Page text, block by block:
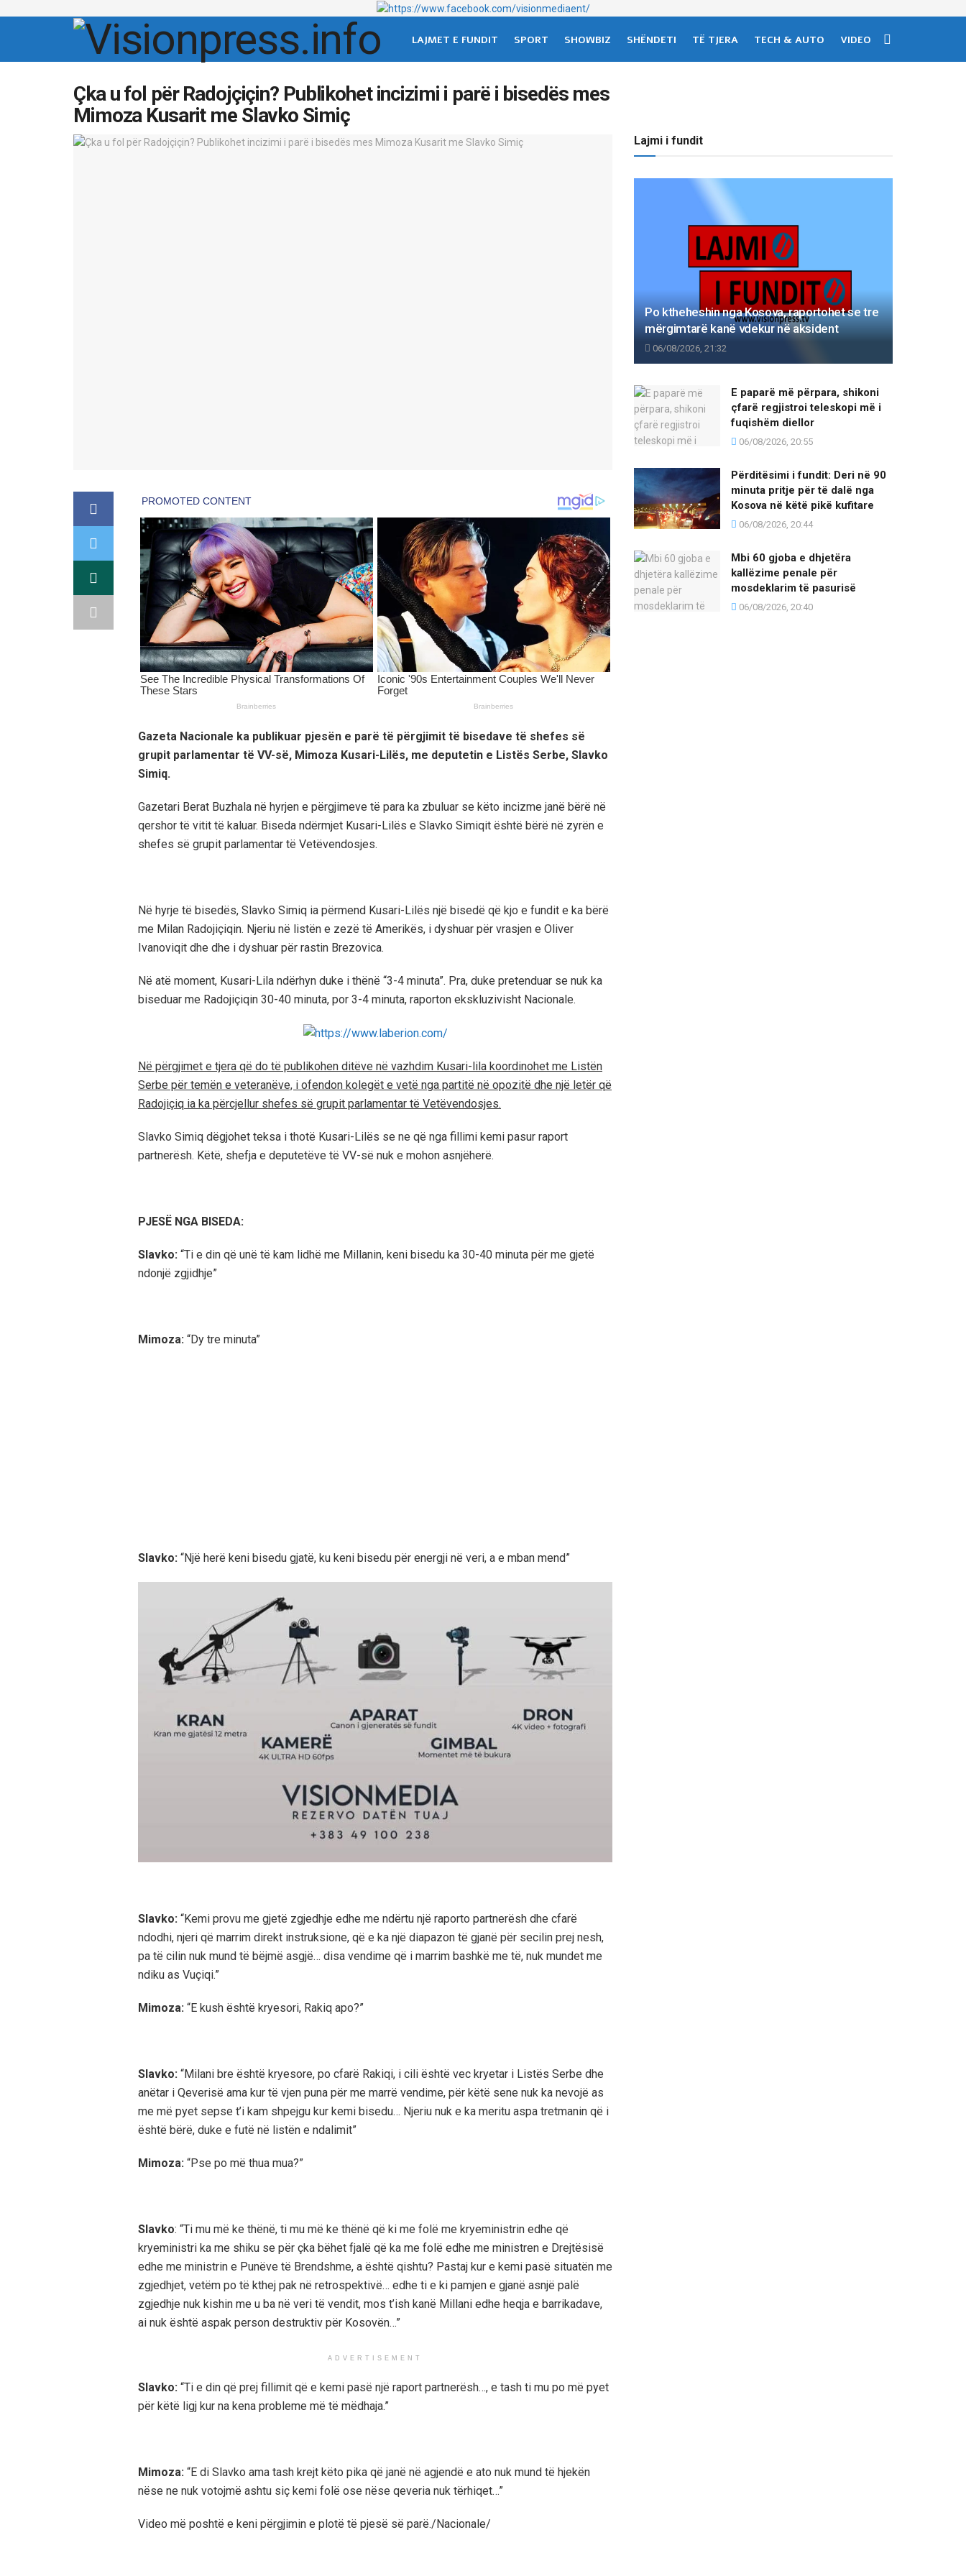
LAJMET E FUNDIT SPORT SHOWBIZ SHËNDETI TË TJERA TECH & AUTO VIDEO
Çka u fol për Radojçiçin? Publikohet incizimi i parë i bisedës mes
Mimoza Kusarit me Slavko Simiç
Gazeta Nacionale ka publikuar pjesën e parë të përgjimit të bisedave të shefes së
grupit parlamentar të VV-së, Mimoza Kusari-Lilës, me deputetin e Listës Serbe, Slavko
Simiq.
Gazetari Berat Buzhala në hyrjen e përgjimeve të para ka zbuluar se këto incizme janë bërë në
qershor të vitit të kaluar. Biseda ndërmjet Kusari-Lilës e Slavko Simiqit është bërë në zyrën e
shefes së grupit parlamentar të Vetëvendosjes.
Në hyrje të bisedës, Slavko Simiq ia përmend Kusari-Lilës një bisedë që kjo e fundit e ka bërë
me Milan Radojiçiqin. Njeriu në listën e zezë të Amerikës, i dyshuar për vrasjen e Oliver
Ivanoviqit dhe dhe i dyshuar për rastin Brezovica.
Në atë moment, Kusari-Lila ndërhyn duke i thënë “3-4 minuta”. Pra, duke pretenduar se nuk ka
biseduar me Radojiçiqin 30-40 minuta, por 3-4 minuta, raporton ekskluzivisht Nacionale.
Në përgjimet e tjera që do të publikohen ditëve në vazhdim Kusari-lila koordinohet me Listën
Serbe për temën e veteranëve, i ofendon kolegët e vetë nga partitë në opozitë dhe një letër që
Radojiçiq ia ka përcjellur shefes së grupit parlamentar të Vetëvendosjes.
Slavko Simiq dëgjohet teksa i thotë Kusari-Lilës se ne që nga fillimi kemi pasur raport
partnerësh. Këtë, shefja e deputetëve të VV-së nuk e mohon asnjëherë.
PJESË NGA BISEDA:
Slavko: “Ti e din që unë të kam lidhë me Millanin, keni bisedu ka 30-40 minuta për me gjetë
ndonjë zgjidhje”
Mimoza: “Dy tre minuta”
Slavko: “Një herë keni bisedu gjatë, ku keni bisedu për energji në veri, a e mban mend”
Slavko: “Kemi provu me gjetë zgjedhje edhe me ndërtu një raporto partnerësh dhe cfarë
ndodhi, njeri që marrim direkt instruksione, që e ka një diapazon të gjanë për secilin prej nesh,
pa të cilin nuk mund të bëjmë asgjë… disa vendime që i marrim bashkë me të, nuk mundet me
ndiku as Vuçiqi.”
Mimoza: “E kush është kryesori, Rakiq apo?”
Slavko: “Milani bre është kryesore, po cfarë Rakiqi, i cili është vec kryetar i Listës Serbe dhe
anëtar i Qeverisë ama kur të vjen puna për me marrë vendime, për këtë sene nuk ka nevojë as
me më pyet sepse t’i kam shpejgu kur kemi bisedu… Njeriu nuk e ka meritu aspa tretmanin që i
është bërë, duke e futë në listën e ndalimit”
Mimoza: “Pse po më thua mua?”
Slavko: “Ti mu më ke thënë, ti mu më ke thënë që ki me folë me kryeministrin edhe që
kryeministri ka me shiku se për çka bëhet fjalë që ka me folë edhe me ministren e Drejtësisë
edhe me ministrin e Punëve të Brendshme, a është qishtu? Pastaj kur e kemi pasë situatën me
zgjedhjet, vetëm po të kthej pak në retrospektivë… edhe ti e ki pamjen e gjanë asnjë palë
zgjedhje nuk kishin me u ba në veri të vendit, mos t’ish kanë Millani edhe heqja e barrikadave,
ai nuk është aspak person destruktiv për Kosovën…”
ADVERTISEMENT
Slavko: “Ti e din që prej fillimit që e kemi pasë një raport partnerësh…, e tash ti mu po më pyet
për këtë ligj kur na kena probleme më të mëdhaja.”
Mimoza: “E di Slavko ama tash krejt këto pika që janë në agjendë e ato nuk mund të hjekën
nëse ne nuk votojmë ashtu siç kemi folë ose nëse qeveria nuk tërhiqet…”
Video më poshtë e keni përgjimin e plotë të pjesë së parë./Nacionale/
Lajmi i fundit
Po ktheheshin nga Kosova, raportohet se tre
mërgimtarë kanë vdekur në aksident
06/08/2026, 21:32
E paparë më përpara, shikoni
çfarë regjistroi teleskopi më i
fuqishëm diellor
06/08/2026, 20:55
Përditësimi i fundit: Deri në 90
minuta pritje për të dalë nga
Kosova në këtë pikë kufitare
06/08/2026, 20:44
Mbi 60 gjoba e dhjetëra
kallëzime penale për
mosdeklarim të pasurisë
06/08/2026, 20:40